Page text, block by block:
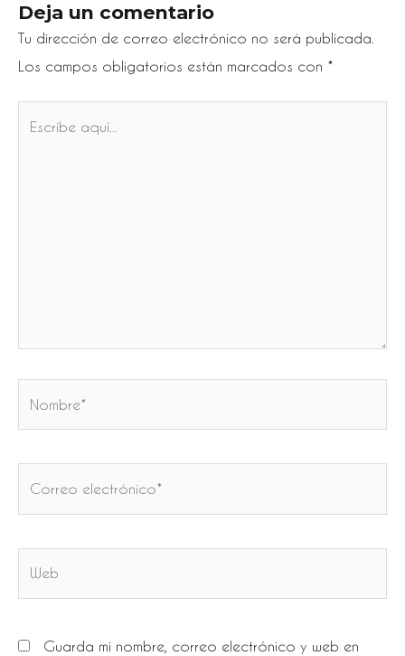
Deja un comentario
Tu dirección de correo electrónico no será publicada.
Los campos obligatorios están marcados con *
Guarda mi nombre, correo electrónico y web en